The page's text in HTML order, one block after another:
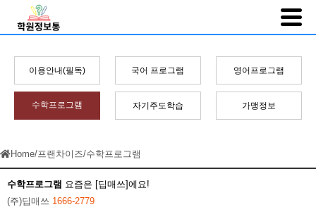
이용안내(필독) 국어 프로그램 영어프로그램
수학프로그램 자기주도학습 가맹정보
Home/프랜차이즈/수학프로그램
수학프로그램 요즘은 [딥매쓰]에요!
(주)딥매쓰 1666-2779